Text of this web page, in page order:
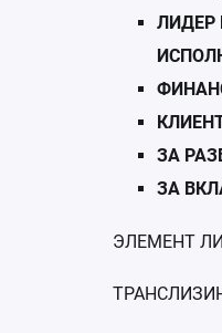
ЛИДЕР
ЗА
ЗА
ЭЛЕМЕНТ